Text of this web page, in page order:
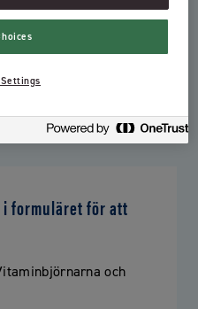
10 st vinnare väljs av en jury på
inom en vecka (7 dagar) så
för att vinna.
formuläret för att
och